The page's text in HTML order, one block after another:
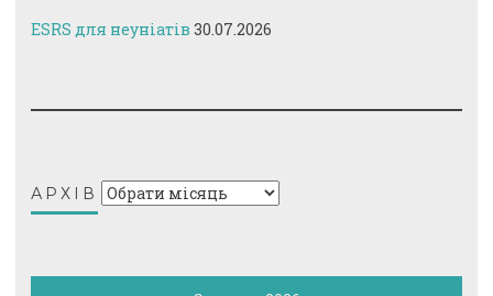
ESRS для неуніатів 30.07.2026
АРХІВ Архів